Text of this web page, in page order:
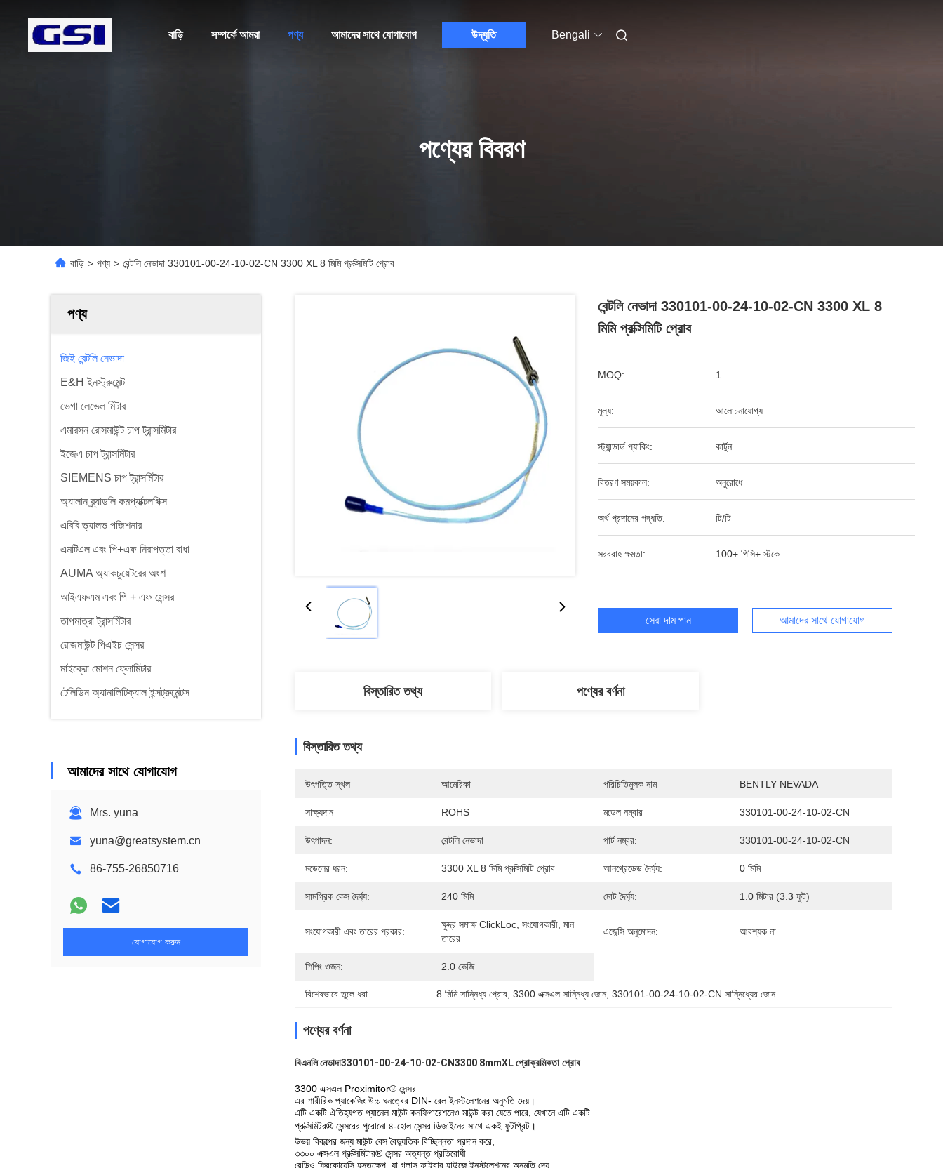
বাড়ি সম্পর্কে আমরা পণ্য আমাদের সাথে যোগাযোগ উদ্ধৃতি Bengali
পণ্যের বিবরণ
বাড়ি > পণ্য > বেন্টলি নেভাদা 330101-00-24-10-02-CN 3300 XL 8 মিমি প্রক্সিমিটি প্রোব
পণ্য
জিই বেন্টলি নেভাদা
E&H ইনস্ট্রুমেন্ট
ভেগা লেভেল মিটার
এমারসন রোসমাউন্ট চাপ ট্রান্সমিটার
ইজেএ চাপ ট্রান্সমিটার
SIEMENS চাপ ট্রান্সমিটার
অ্যালান ব্র্যাডলি কমপ্যাক্টলগিক্স
এবিবি ভ্যালভ পজিশনার
এমটিএল এবং পি+এফ নিরাপত্তা বাধা
AUMA অ্যাকচুয়েটরের অংশ
আইএফএম এবং পি + এফ সেন্সর
তাপমাত্রা ট্রান্সমিটার
রোজমাউন্ট পিএইচ সেন্সর
মাইক্রো মোশন ফ্লোমিটার
টেলিডিন অ্যানালিটিক্যাল ইন্সট্রুমেন্টস
আমাদের সাথে যোগাযোগ
Mrs. yuna
yuna@greatsystem.cn
86-755-26850716
যোগাযোগ করুন
বেন্টলি নেভাদা 330101-00-24-10-02-CN 3300 XL 8
মিমি প্রক্সিমিটি প্রোব
MOQ: 1
মূল্য: আলোচনাযোগ্য
স্ট্যান্ডার্ড প্যাকিং: কার্টুন
বিতরণ সময়কাল: অনুরোধে
অর্থ প্রদানের পদ্ধতি: টি/টি
সরবরাহ ক্ষমতা: 100+ পিসি+ স্টকে
সেরা দাম পান আমাদের সাথে যোগাযোগ
বিস্তারিত তথ্য পণ্যের বর্ণনা
বিস্তারিত তথ্য
উৎপত্তি স্থল আমেরিকা পরিচিতিমুলক নাম BENTLY NEVADA
সাক্ষ্যদান ROHS মডেল নম্বার 330101-00-24-10-02-CN
উৎপাদন: বেন্টলি নেভাদা পার্ট নম্বর: 330101-00-24-10-02-CN
মডেলের ধরন: 3300 XL 8 মিমি প্রক্সিমিটি প্রোব আনথ্রেডেড দৈর্ঘ্য: 0 মিমি
সামগ্রিক কেস দৈর্ঘ্য: 240 মিমি মোট দৈর্ঘ্য: 1.0 মিটার (3.3 ফুট)
সংযোগকারী এবং তারের প্রকার:
ক্ষুদ্র সমাক্ষ ClickLoc, সংযোগকারী, মান
তারের
এজেন্সি অনুমোদন: আবশ্যক না
শিপিং ওজন: 2.0 কেজি
বিশেষভাবে তুলে ধরা: 8 মিমি সান্নিধ্য প্রোব , 3300 এক্সএল সান্নিধ্য জোন, 330101-00-24-10-02-CN সান্নিধ্যের জোন
পণ্যের বর্ণনা
বিএনলি নেভাদা330101-00-24-10-02-CN3300 8mmXL প্রোক্রমিকতা প্রোব
3300 এক্সএল Proximitor® সেন্সর
এর শারীরিক প্যাকেজিং উচ্চ ঘনত্বের DIN- রেল ইনস্টলেশনের অনুমতি দেয়।
এটি একটি ঐতিহ্যগত প্যানেল মাউন্ট কনফিগারেশনেও মাউন্ট করা যেতে পারে, যেখানে এটি একটি
প্রক্সিমিটর® সেন্সরের পুরোনো ৪-হোল সেন্সর ডিজাইনের সাথে একই ফুটপ্রিন্ট।
উভয় বিকল্পের জন্য মাউন্ট বেস বৈদ্যুতিক বিচ্ছিন্নতা প্রদান করে,
৩৩০০ এক্সএল প্রক্সিমিটার® সেন্সর অত্যন্ত প্রতিরোধী
রেডিও ফ্রিকোয়েন্সি হস্তক্ষেপ, যা গ্লাস ফাইবার হাউজে ইনস্টলেশনের অনুমতি দেয়